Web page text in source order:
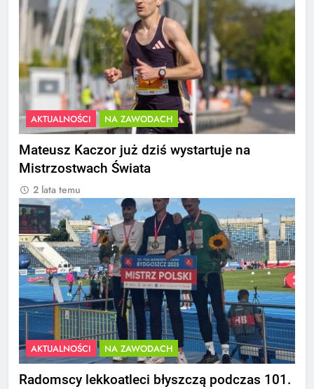
AKTUALNOŚCI NA ZAWODACH
Mateusz Kaczor już dziś wystartuje na
Mistrzostwach Świata
2 lata temu
AKTUALNOŚCI NA ZAWODACH
Radomscy lekkoatleci błyszczą podczas 101.